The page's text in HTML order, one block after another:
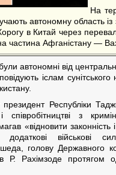
На
автономну область
в Китай через
частина Афганістану —
були автономні від
іслам
Республіки
співробітництві з
«відновити
додаткові військові
голову Державного
Р. Рахімзоде протягом